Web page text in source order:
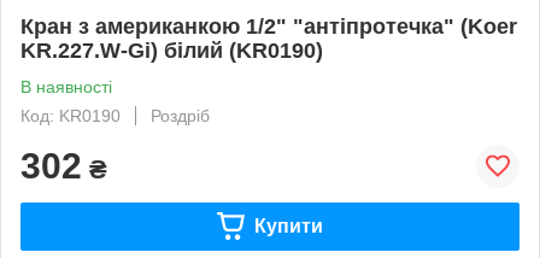
Кран з американкою 1/2" "антіпротечка" (Koer
KR.227.W-Gi) білий (KR0190)
В наявності
Код: KR0190
Роздріб
302 ₴
Купити